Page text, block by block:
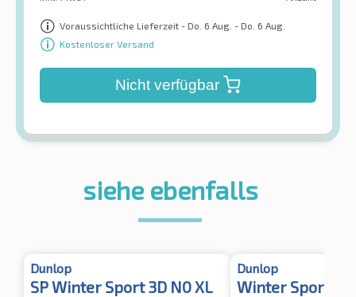
Voraussichtliche Lieferzeit - Do. 6 Aug. - Do. 6 Aug.
Kostenloser Versand
Nicht verfügbar
siehe ebenfalls
Dunlop
SP Winter Sport 3D N0 XL
Dunlop
Winter Sport 5